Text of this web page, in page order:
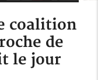
coalition
de
le jour